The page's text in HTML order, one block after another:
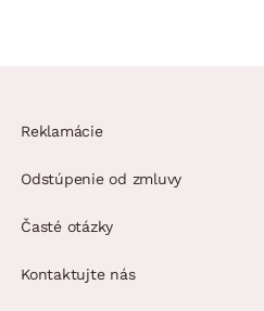
Reklamácie
Odstúpenie od zmluvy
Časté otázky
Kontaktujte nás